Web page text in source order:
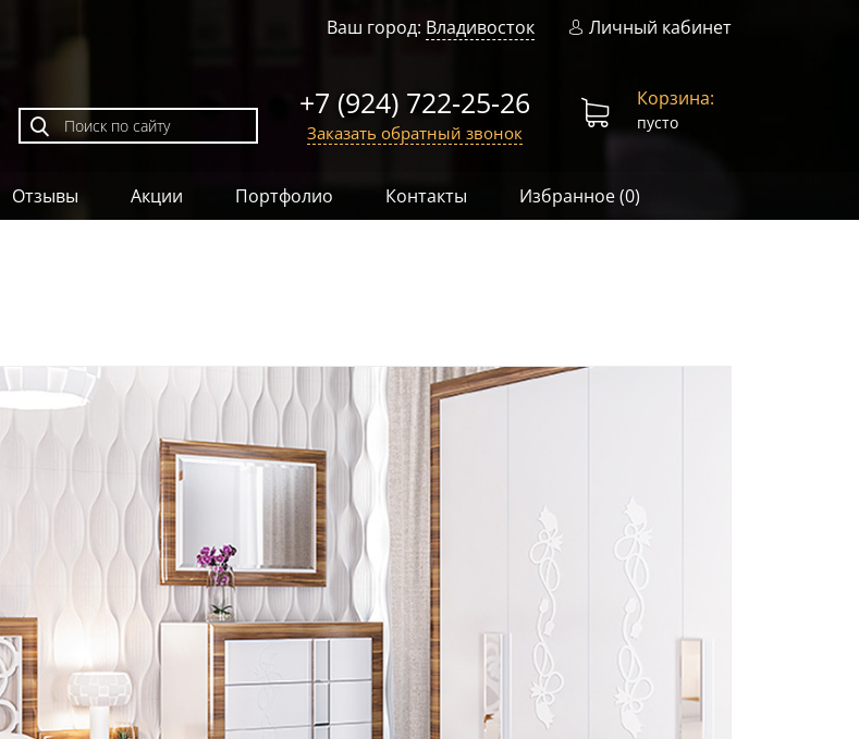
Ваш город: Владивосток Личный кабинет
+7 (924) 722-25-26
Заказать обратный звонок
Корзина:
пусто
Отзывы Акции Портфолио Контакты Избранное (0)